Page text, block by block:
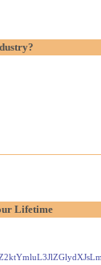
Lifetime